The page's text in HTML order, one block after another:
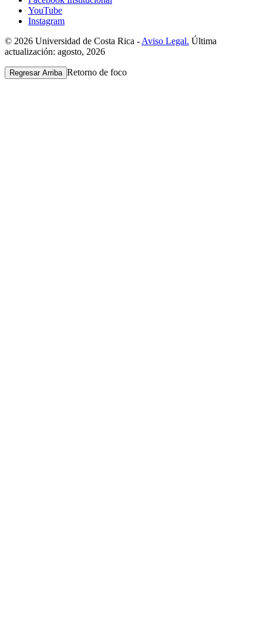
YouTube
Instagram
© 2026 Universidad de Costa Rica - Aviso Legal. Última
actualización: agosto, 2026
Regresar Arriba Retorno de foco